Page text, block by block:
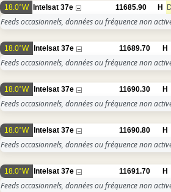
18.0°W Intelsat 37e 11685.90 H
Feeds occasionnels, données ou fréquence non
18.0°W Intelsat 37e 11689.70 H
Feeds occasionnels, données ou fréquence non
18.0°W Intelsat 37e 11690.30 H
Feeds occasionnels, données ou fréquence non
18.0°W Intelsat 37e 11690.80 H
Feeds occasionnels, données ou fréquence non
18.0°W Intelsat 37e 11691.70 H
Feeds occasionnels, données ou fréquence non